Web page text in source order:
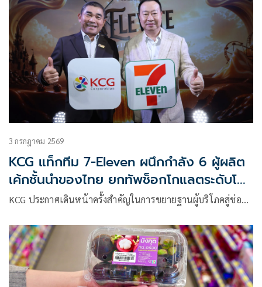
3 กรกฎาคม 2569
KCG แท็กทีม 7-Eleven ผนึกกำลัง 6 ผู้ผลิต
เค้กชั้นนำของไทย ยกทัพช็อกโกแลตระดับโลก
‘Van Houten Professional’ ปูพรมสู่ 13
KCG ประกาศเดินหน้าครั้งสำคัญในการขยายฐานผู้บริโภคสู่ช่อ…